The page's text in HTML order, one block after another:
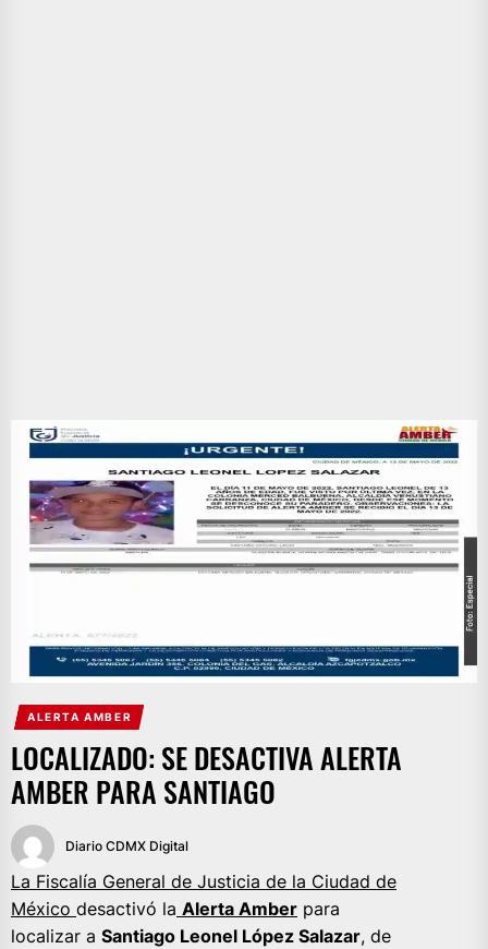
ALERTA AMBER
LOCALIZADO: SE DESACTIVA ALERTA
AMBER PARA SANTIAGO
Diario CDMX Digital
La Fiscalía General de Justicia de la Ciudad de
México desactivó la Alerta Amber para
localizar a Santiago Leonel López Salazar, de